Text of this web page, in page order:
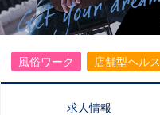
風俗ワーク 店舗型ヘルス
求人情報